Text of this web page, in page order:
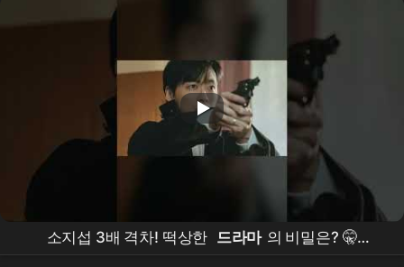
소지섭 3배 격차! 떡상한 드라마 의 비밀은? 🤫
#Shorts